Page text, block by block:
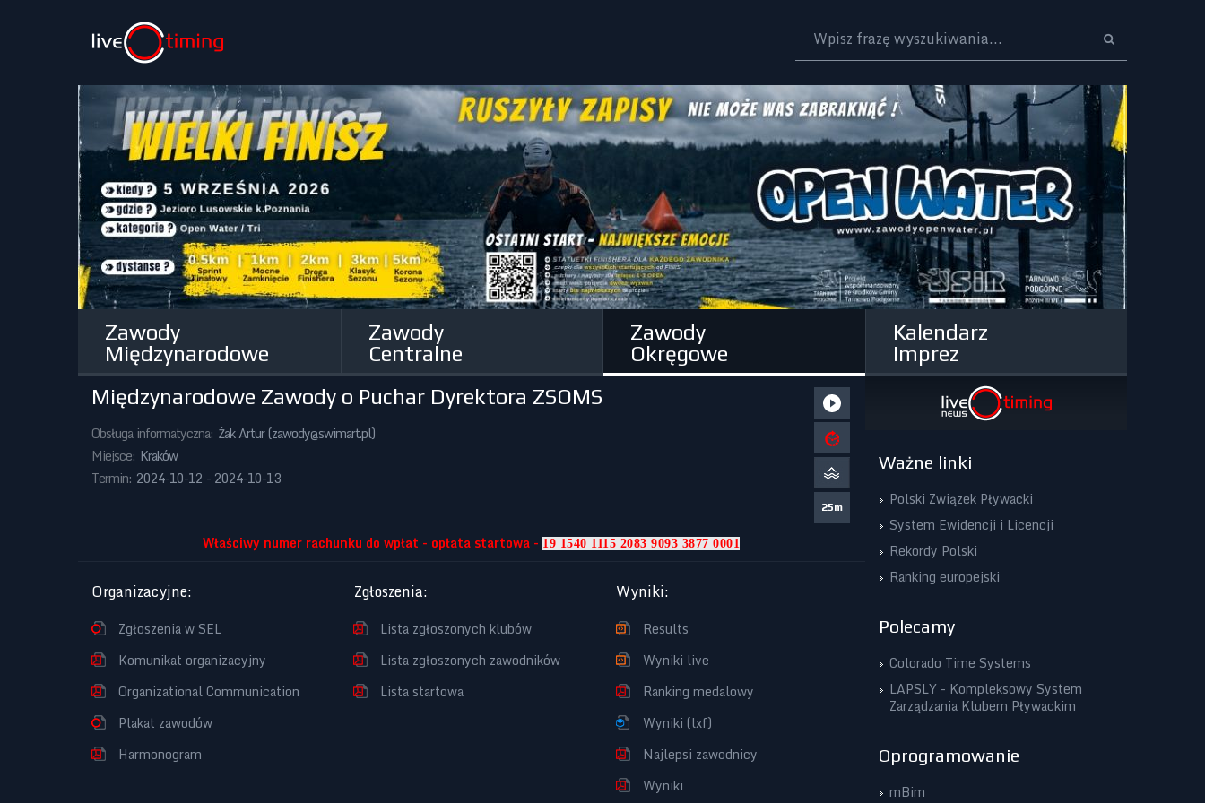
Zawody
Międzynarodowe
Zawody
Centralne
Zawody
Okręgowe
Kalendarz
Imprez
Międzynarodowe Zawody o Puchar Dyrektora ZSOMS
Obsługa informatyczna: Żak Artur (zawody@swimart.pl)
Miejsce: Kraków
Termin: 2024-10-12 - 2024-10-13
25m
Właściwy numer rachunku do wpłat - opłata startowa -19 1540 1115 2083 9093 3877 0001
Organizacyjne:
Zgłoszenia w SEL
Komunikat organizacyjny
Organizational Communication
Plakat zawodów
Harmonogram
Zgłoszenia:
Lista zgłoszonych klubów
Lista zgłoszonych zawodników
Lista startowa
Wyniki:
Results
Wyniki live
Ranking medalowy
Wyniki (lxf)
Najlepsi zawodnicy
Wyniki
Ważne linki
Polski Związek Pływacki
System Ewidencji i Licencji
Rekordy Polski
Ranking europejski
Polecamy
Colorado Time Systems
LAPSLY - Kompleksowy System
Zarządzania Klubem Pływackim
Oprogramowanie
mBim